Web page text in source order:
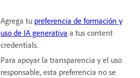
Agrega tu preferencia de formación y
uso de IA generativa a tus content
credentials.
Para apoyar la transparencia y el uso
responsable, esta preferencia no se